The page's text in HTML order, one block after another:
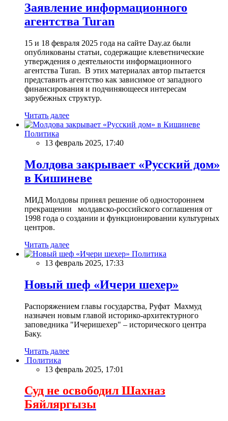
Заявление информационного
агентства Turan
15 и 18 февраля 2025 года на сайте Day.az были
опубликованы статьи, содержащие клеветнические
утверждения о деятельности информационного
агентства Turan. В этих материалах автор пытается
представить агентство как зависимое от западного
финансирования и подчиняющееся интересам
зарубежных структур.
Читать далее
Политика
13 февраль 2025, 17:40
Молдова закрывает «Русский дом»
в Кишиневе
МИД Молдовы принял решение об одностороннем
прекращении молдавско-российского соглашения от
1998 года о создании и функционировании культурных
центров.
Читать далее
Политика
13 февраль 2025, 17:33
Новый шеф «Ичери шехер»
Распоряжением главы государства, Руфат Махмуд
назначен новым главой историко-архитектурного
заповедника "Ичеришехер" – исторического центра
Баку.
Читать далее
Политика
13 февраль 2025, 17:01
Суд не освободил Шахназ
Бяйляргызы